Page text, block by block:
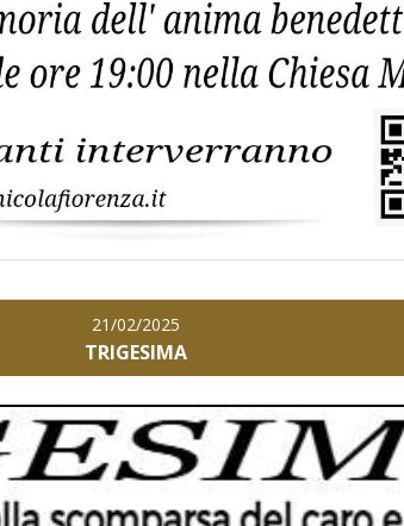
21/02/2025
TRIGESIMA